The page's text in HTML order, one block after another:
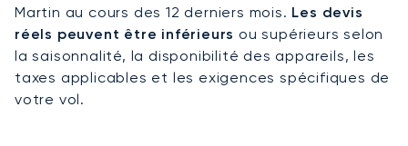
Martin au cours des 12 derniers mois. Les devis
réels peuvent être inférieurs ou supérieurs selon
la saisonnalité, la disponibilité des appareils, les
taxes applicables et les exigences spécifiques de
votre vol.